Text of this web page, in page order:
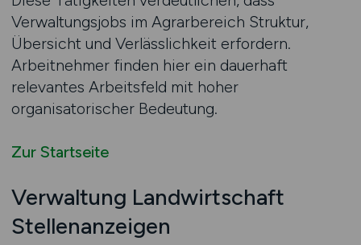
Verwaltungsjobs im Agrarbereich Struktur,
Übersicht und Verlässlichkeit erfordern.
Arbeitnehmer finden hier ein dauerhaft
relevantes Arbeitsfeld mit hoher
organisatorischer Bedeutung.
Zur Startseite
Verwaltung Landwirtschaft
Stellenanzeigen